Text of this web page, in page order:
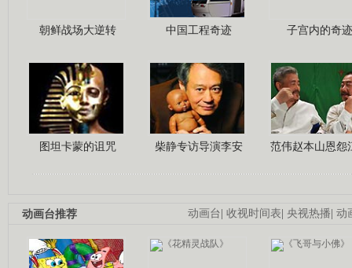
朝鲜战场大逆转 中国工程奇迹 子宫内的奇迹
图坦卡蒙的诅咒 柴静专访导演李安 范伟赵本山恩怨
动画台 收视时间表 央视热播 动
动画台推荐